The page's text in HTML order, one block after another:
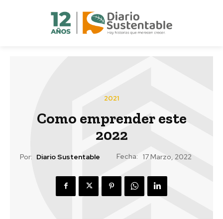
2021
Como emprender este
2022
Por: Diario Sustentable Fecha: 17 Marzo, 2022